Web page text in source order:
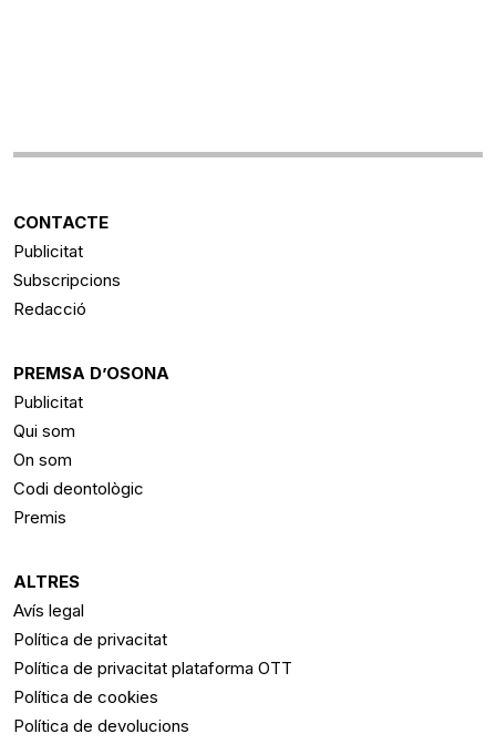
CONTACTE
Publicitat
Subscripcions
Redacció
PREMSA D’OSONA
Publicitat
Qui som
On som
Codi deontològic
Premis
ALTRES
Avís legal
Política de privacitat
Política de privacitat plataforma OTT
Política de cookies
Política de devolucions